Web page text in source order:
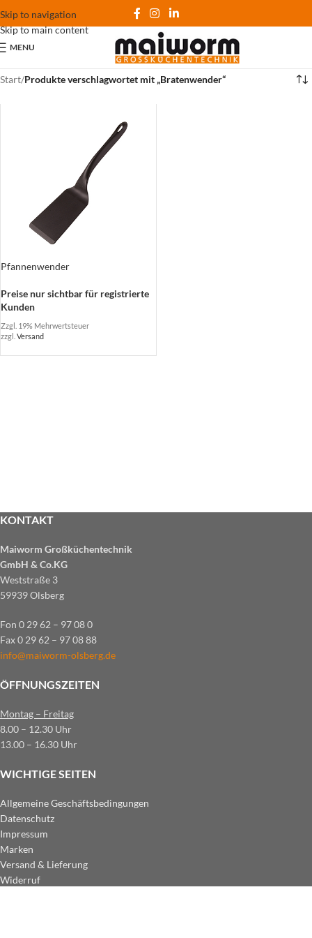
Skip to navigation
Skip to main content
MENU
Start/Produkte verschlagwortet mit „Bratenwender“
Pfannenwender
Preise nur sichtbar für registrierte
Kunden
Zzgl. 19% Mehrwertsteuer
zzgl. Versand
KONTAKT
Maiworm Großküchentechnik
GmbH & Co.KG
Weststraße 3
59939 Olsberg
Fon 0 29 62 – 97 08 0
Fax 0 29 62 – 97 08 88
info@maiworm-olsberg.de
ÖFFNUNGSZEITEN
Montag – Freitag
8.00 – 12.30 Uhr
13.00 – 16.30 Uhr
WICHTIGE SEITEN
Allgemeine Geschäftsbedingungen
Datenschutz
Impressum
Marken
Versand & Lieferung
Widerruf